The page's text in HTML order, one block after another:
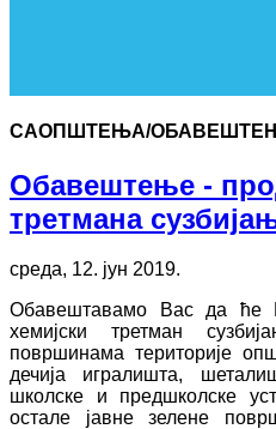
САОПШТЕЊА/
Обавештење -
третмана
среда, 12. јун 2019.
Обавештавамо Вас да ће
хемијски третман
површинама територије
дечија игралишта,
школске и предшколске
остале јавне зелене